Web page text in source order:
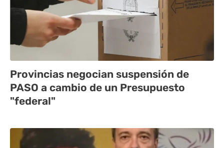
Provincias negocian suspensión de
PASO a cambio de un Presupuesto
"federal"